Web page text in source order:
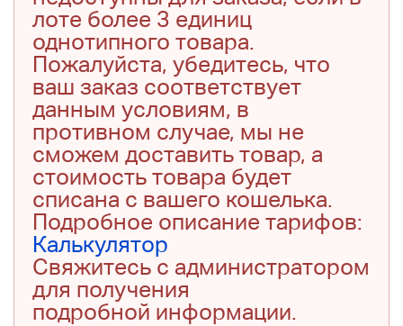
лоте более 3 единиц
однотипного товара.
Пожалуйста, убедитесь, что
ваш заказ соответствует
данным условиям, в
противном случае, мы не
сможем доставить товар, а
стоимость товара будет
списана с вашего кошелька.
Подробное описание тарифов:
Калькулятор
Свяжитесь с администратором
для получения
подробной информации.